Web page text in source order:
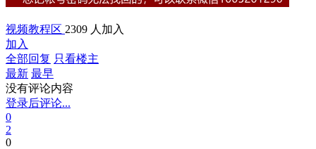
视频教程区 2309 人加入
加入
全部回复 只看楼主
最新 最早
没有评论内容
登录后评论...
0
2
0